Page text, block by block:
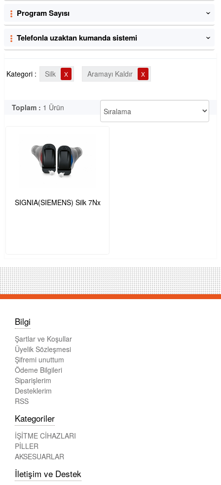
Program Sayısı ‹
Telefonla uzaktan kumanda sistemi ‹
Kategori : Silk X Aramayı Kaldır X
Toplam : 1 Ürün
SIGNIA(SIEMENS) Silk 7Nx
Bilgi
Şartlar ve Koşullar
Üyelik Sözleşmesi
Şifremi unuttum
Ödeme Bilgileri
Siparişlerim
Desteklerim
RSS
Kategoriler
İŞİTME CİHAZLARI
PİLLER
AKSESUARLAR
İletişim ve Destek